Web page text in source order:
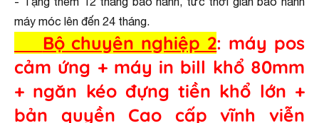
máy móc lên đến 24 tháng.
Bộ chuyên nghiệp 2: máy pos
cảm ứng + máy in bill khổ 80mm
+ ngăn kéo đựng tiền khổ lớn +
bản quyền Cao cấp vĩnh viễn